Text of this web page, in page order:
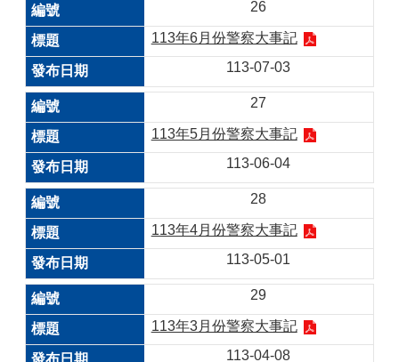
26
113年6月份警察大事記
113-07-03
27
113年5月份警察大事記
113-06-04
28
113年4月份警察大事記
113-05-01
29
113年3月份警察大事記
113-04-08